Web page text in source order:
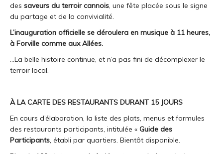
des saveurs du terroir cannois, une fête placée sous le signe
du partage et de la convivialité.
L’inauguration officielle se déroulera en musique à 11 heures,
à Forville comme aux Allées.
…La belle histoire continue, et n’a pas fini de décomplexer le
terroir local.
À LA CARTE DES RESTAURANTS DURANT 15 JOURS
En cours d’élaboration, la liste des plats, menus et formules
des restaurants participants, intitulée « Guide des
Participants, établi par quartiers. Bientôt disponible.